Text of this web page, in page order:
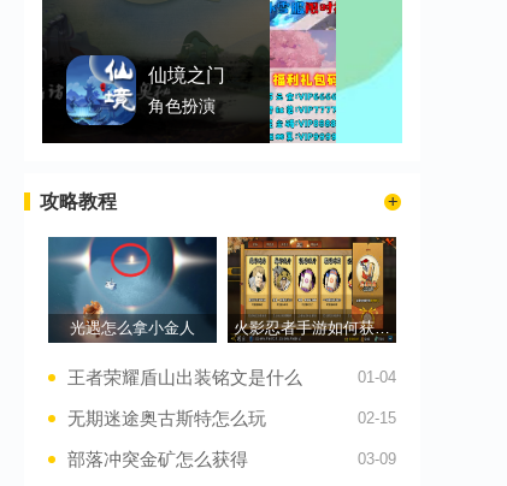
仙境之门
角色扮演
攻略教程
光遇怎么拿小金人 火影忍者手游如何获得秘卷
王者荣耀盾山出装铭文是什么 01-04
无期迷途奥古斯特怎么玩 02-15
部落冲突金矿怎么获得 03-09